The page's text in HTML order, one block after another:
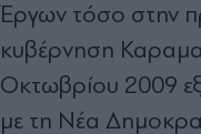
Έργων τόσο στην
κυβέρνηση
Οκτωβρίου 2009
με τη Νέα